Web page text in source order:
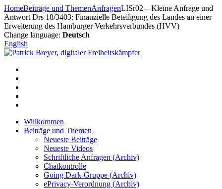
Zum
Inhalt
springen
HomeBeiträge und ThemenAnfragenLISr02 – Kleine Anfrage und
Antwort Drs 18/3403: Finanzielle Beteiligung des Landes an einer
Erweiterung des Hamburger Verkehrsverbundes (HVV)
Change language: Deutsch
English
Willkommen
Beiträge und Themen
Neueste Beiträge
Neueste Videos
Schriftliche Anfragen (Archiv)
Chatkontrolle
Going Dark-Gruppe (Archiv)
ePrivacy-Verordnung (Archiv)